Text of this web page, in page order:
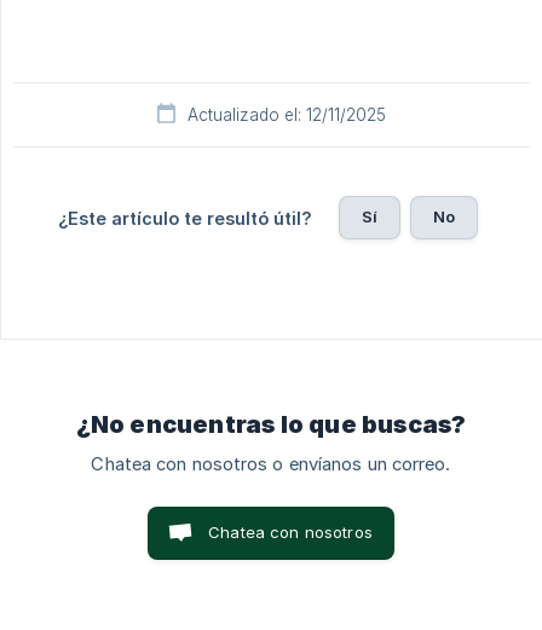
Actualizado el: 12/11/2025
¿Este artículo te resultó útil? Sí No
¿No encuentras lo que buscas?
Chatea con nosotros o envíanos un correo.
Chatea con nosotros